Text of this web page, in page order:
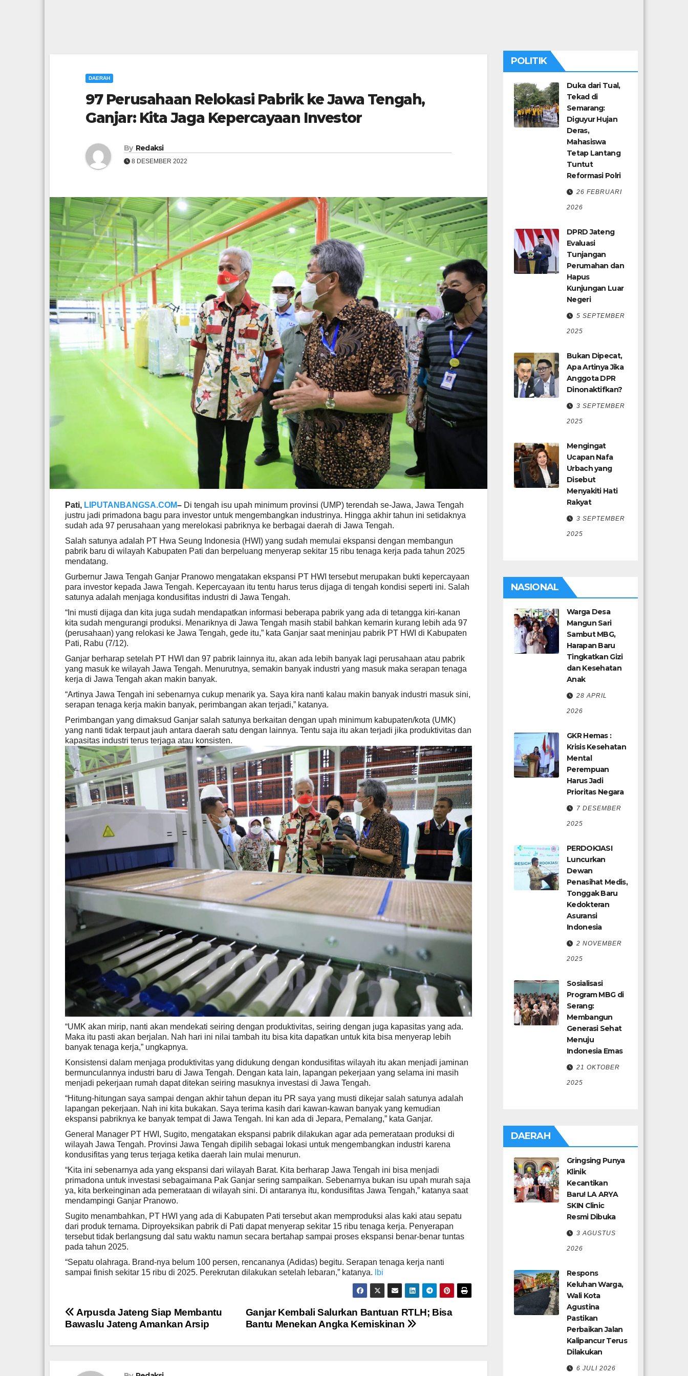
DAERAH
97 Perusahaan Relokasi Pabrik ke Jawa Tengah,
Ganjar: Kita Jaga Kepercayaan Investor
By Redaksi
8 DESEMBER 2022
Pati, LIPUTANBANGSA.COM– Di tengah isu upah minimum provinsi (UMP) terendah se-Jawa, Jawa Tengah
justru jadi primadona bagu para investor untuk mengembangkan industrinya. Hingga akhir tahun ini setidaknya
sudah ada 97 perusahaan yang merelokasi pabriknya ke berbagai daerah di Jawa Tengah.
Salah satunya adalah PT Hwa Seung Indonesia (HWI) yang sudah memulai ekspansi dengan membangun
pabrik baru di wilayah Kabupaten Pati dan berpeluang menyerap sekitar 15 ribu tenaga kerja pada tahun 2025
mendatang.
Gurbernur Jawa Tengah Ganjar Pranowo mengatakan ekspansi PT HWI tersebut merupakan bukti kepercayaan
para investor kepada Jawa Tengah. Kepercayaan itu tentu harus terus dijaga di tengah kondisi seperti ini. Salah
satunya adalah menjaga kondusifitas industri di Jawa Tengah.
“Ini musti dijaga dan kita juga sudah mendapatkan informasi beberapa pabrik yang ada di tetangga kiri-kanan
kita sudah mengurangi produksi. Menariknya di Jawa Tengah masih stabil bahkan kemarin kurang lebih ada 97
(perusahaan) yang relokasi ke Jawa Tengah, gede itu,” kata Ganjar saat meninjau pabrik PT HWI di Kabupaten
Pati, Rabu (7/12).
Ganjar berharap setelah PT HWI dan 97 pabrik lainnya itu, akan ada lebih banyak lagi perusahaan atau pabrik
yang masuk ke wilayah Jawa Tengah. Menurutnya, semakin banyak industri yang masuk maka serapan tenaga
kerja di Jawa Tengah akan makin banyak.
“Artinya Jawa Tengah ini sebenarnya cukup menarik ya. Saya kira nanti kalau makin banyak industri masuk sini,
serapan tenaga kerja makin banyak, perimbangan akan terjadi,” katanya.
Perimbangan yang dimaksud Ganjar salah satunya berkaitan dengan upah minimum kabupaten/kota (UMK)
yang nanti tidak terpaut jauh antara daerah satu dengan lainnya. Tentu saja itu akan terjadi jika produktivitas dan
kapasitas industri terus terjaga atau konsisten.
“UMK akan mirip, nanti akan mendekati seiring dengan produktivitas, seiring dengan juga kapasitas yang ada.
Maka itu pasti akan berjalan. Nah hari ini nilai tambah itu bisa kita dapatkan untuk kita bisa menyerap lebih
banyak tenaga kerja,” ungkapnya.
Konsistensi dalam menjaga produktivitas yang didukung dengan kondusifitas wilayah itu akan menjadi jaminan
bermunculannya industri baru di Jawa Tengah. Dengan kata lain, lapangan pekerjaan yang selama ini masih
menjadi pekerjaan rumah dapat ditekan seiring masuknya investasi di Jawa Tengah.
“Hitung-hitungan saya sampai dengan akhir tahun depan itu PR saya yang musti dikejar salah satunya adalah
lapangan pekerjaan. Nah ini kita bukakan. Saya terima kasih dari kawan-kawan banyak yang kemudian
ekspansi pabriknya ke banyak tempat di Jawa Tengah. Ini kan ada di Jepara, Pemalang,” kata Ganjar.
General Manager PT HWI, Sugito, mengatakan ekspansi pabrik dilakukan agar ada pemerataan produksi di
wilayah Jawa Tengah. Provinsi Jawa Tengah dipilih sebagai lokasi untuk mengembangkan industri karena
kondusifitas yang terus terjaga ketika daerah lain mulai menurun.
“Kita ini sebenarnya ada yang ekspansi dari wilayah Barat. Kita berharap Jawa Tengah ini bisa menjadi
primadona untuk investasi sebagaimana Pak Ganjar sering sampaikan. Sebenarnya bukan isu upah murah saja
ya, kita berkeinginan ada pemerataan di wilayah sini. Di antaranya itu, kondusifitas Jawa Tengah,” katanya saat
mendampingi Ganjar Pranowo.
Sugito menambahkan, PT HWI yang ada di Kabupaten Pati tersebut akan memproduksi alas kaki atau sepatu
dari produk ternama. Diproyeksikan pabrik di Pati dapat menyerap sekitar 15 ribu tenaga kerja. Penyerapan
tersebut tidak berlangsung dal satu waktu namun secara bertahap sampai proses ekspansi benar-benar tuntas
pada tahun 2025.
“Sepatu olahraga. Brand-nya belum 100 persen, rencananya (Adidas) begitu. Serapan tenaga kerja nanti
sampai finish sekitar 15 ribu di 2025. Perekrutan dilakukan setelah lebaran,” katanya.
lbi
Navigasi
Ganjar Kembali Salurkan Bantuan RTLH; Bisa
Bantu Menekan Angka Kemiskinan
Arpusda Jateng Siap Membantu
Bawaslu Jateng Amankan Arsip
POLITIK
Duka dari Tual,
Tekad di
Semarang:
Diguyur Hujan
Deras,
Mahasiswa
Tetap Lantang
Tuntut
Reformasi Polri
26 FEBRUARI
2026
DPRD Jateng
Evaluasi
Tunjangan
Perumahan dan
Hapus
Kunjungan Luar
Negeri
5 SEPTEMBER
2025
Bukan Dipecat,
Apa Artinya Jika
Anggota DPR
Dinonaktifkan?
3 SEPTEMBER
2025
Mengingat
Ucapan Nafa
Urbach yang
Disebut
Menyakiti Hati
Rakyat
3 SEPTEMBER
2025
NASIONAL
Warga Desa
Mangun Sari
Sambut MBG,
Harapan Baru
Tingkatkan Gizi
dan Kesehatan
Anak
28 APRIL
2026
GKR Hemas :
Krisis Kesehatan
Mental
Perempuan
Harus Jadi
Prioritas Negara
7 DESEMBER
2025
PERDOKJASI
Luncurkan
Dewan
Penasihat Medis,
Tonggak Baru
Kedokteran
Asuransi
Indonesia
2 NOVEMBER
2025
Sosialisasi
Program MBG di
Serang:
Membangun
Generasi Sehat
Menuju
Indonesia Emas
21 OKTOBER
2025
DAERAH
Gringsing Punya
Klinik
Kecantikan
Baru! LA ARYA
SKIN Clinic
Resmi Dibuka
3 AGUSTUS
2026
Respons
Keluhan Warga,
Wali Kota
Agustina
Pastikan
Perbaikan Jalan
Kalipancur Terus
Dilakukan
6 JULI 2026